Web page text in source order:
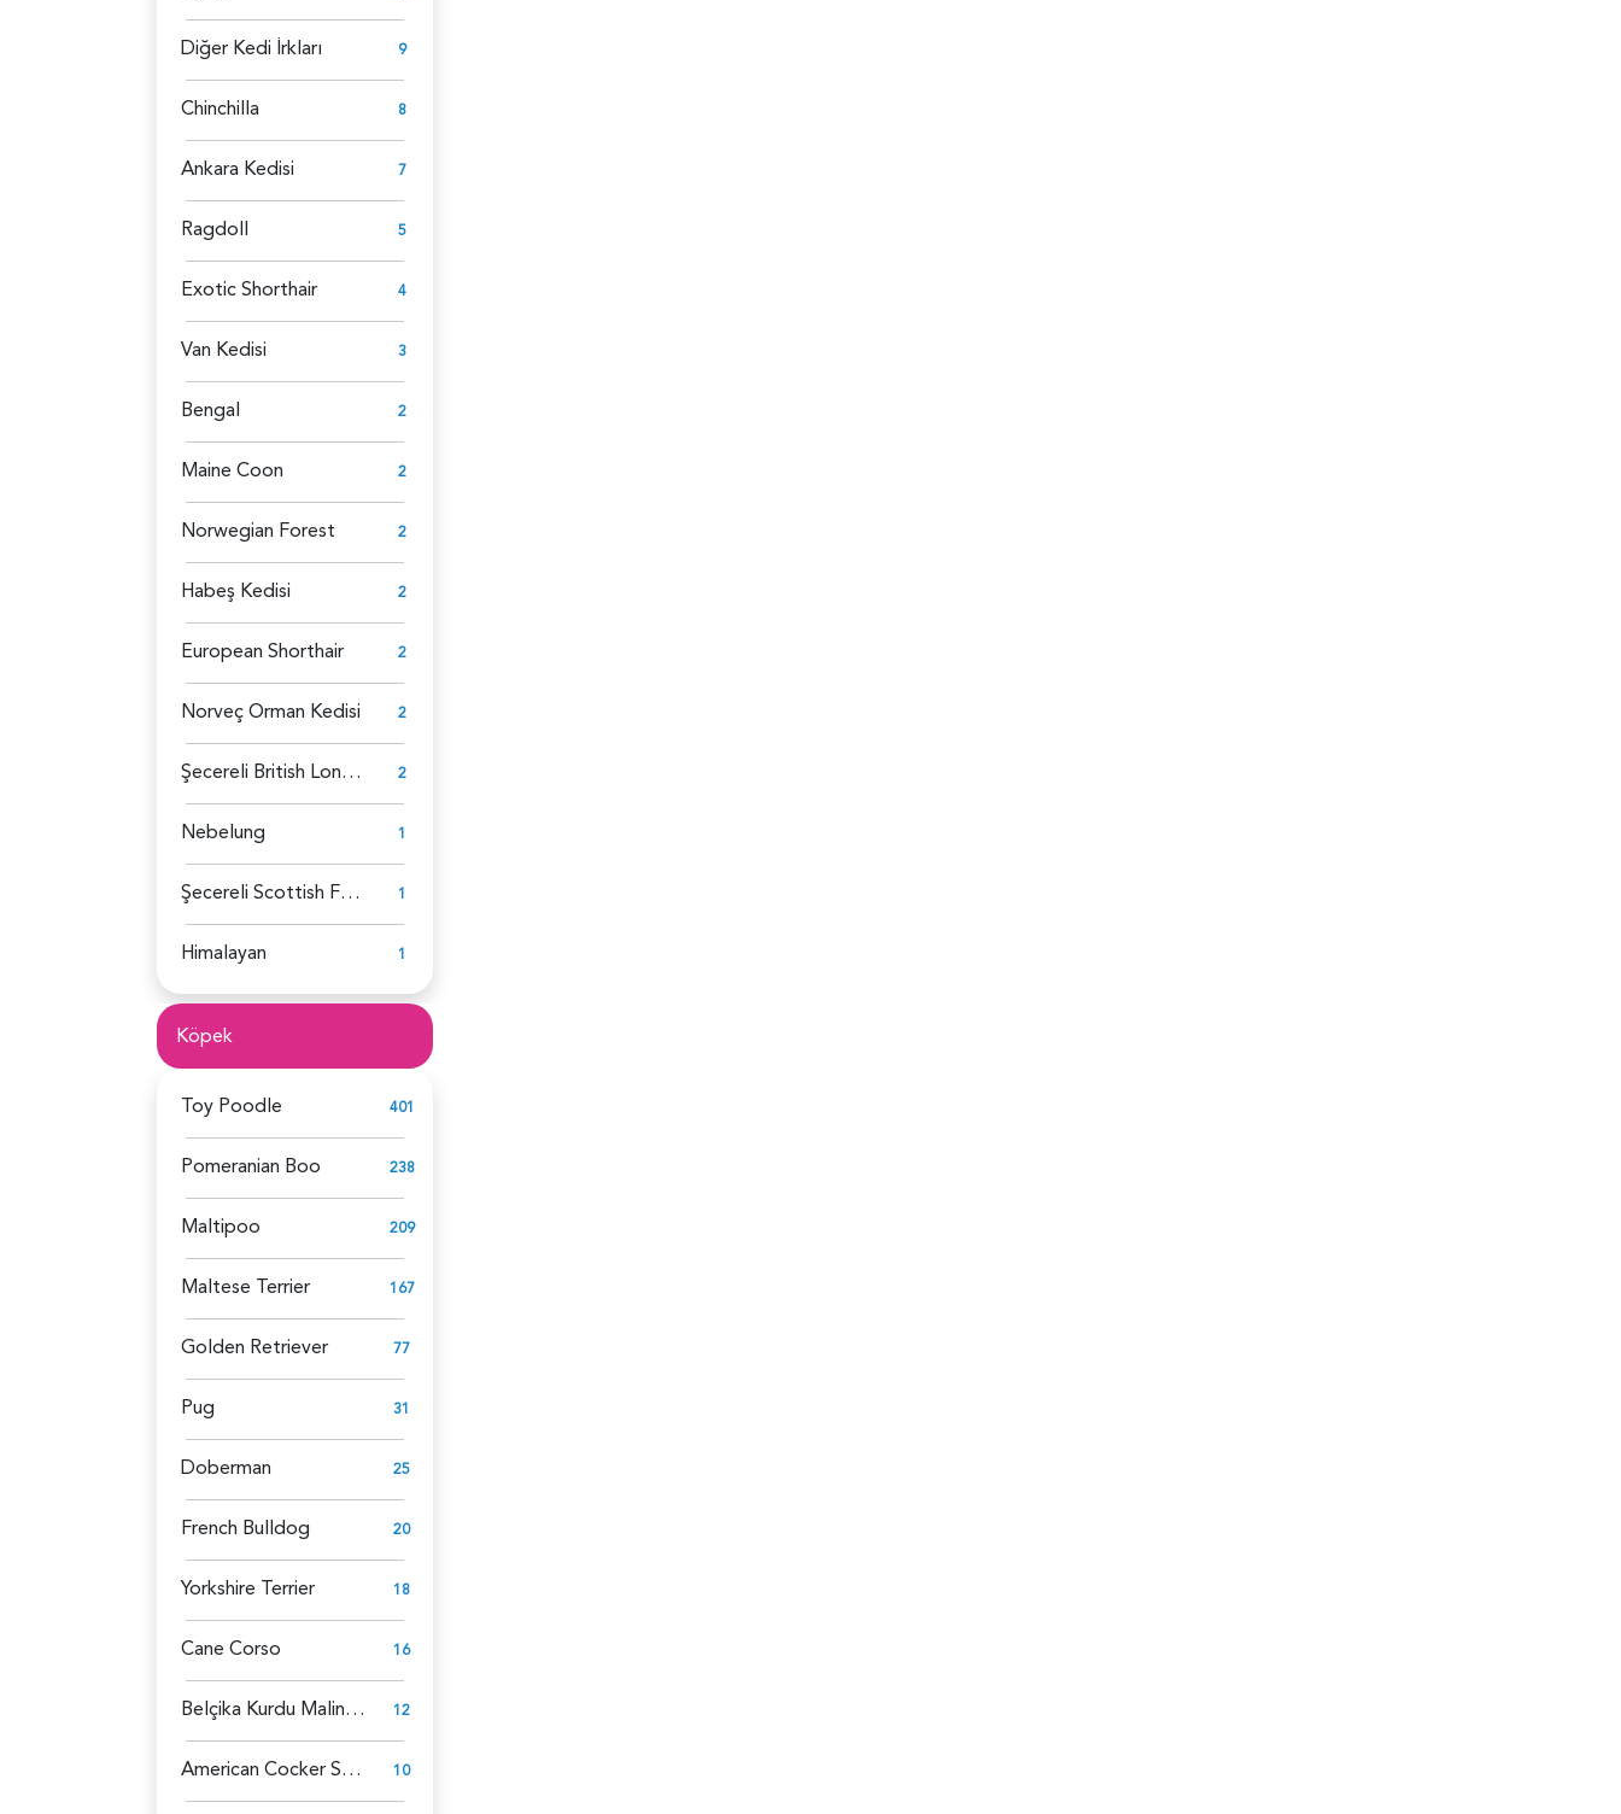
Diğer Kedi İrkları 9
Chinchilla 8
Ankara Kedisi 7
Ragdoll 5
Exotic Shorthair 4
Van Kedisi 3
Bengal 2
Maine Coon 2
Norwegian Forest 2
Habeş Kedisi 2
European Shorthair 2
Norveç Orman Kedisi 2
Şecereli British Longhair 2
Nebelung 1
Şecereli Scottish Fold 1
Himalayan 1
Köpek
Toy Poodle 401
Pomeranian Boo 238
Maltipoo 209
Maltese Terrier 167
Golden Retriever 77
Pug 31
Doberman 25
French Bulldog 20
Yorkshire Terrier 18
Cane Corso 16
Belçika Kurdu Malinois 12
American Cocker Spaniel 10